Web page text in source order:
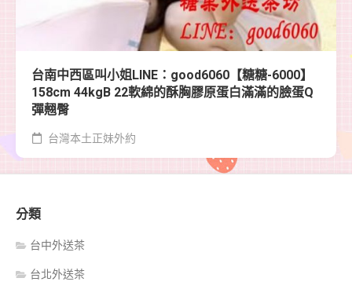
台南中西區叫小姐LINE：good6060【糖糖-6000】
158cm 44kgB 22軟綿的酥胸膠原蛋白滿滿的臉蛋Q
彈翹臀
台灣本土正妹外約
分類
台中外送茶
台北外送茶